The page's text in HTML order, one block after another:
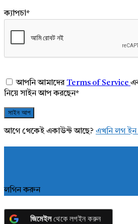
ক্যাপচা*
আপনি আমাদেরTerms of Service
নিয়ে সাইন আপ করছেন*
আগে থেকেই একাউন্ট আছে? এখনি লগ
লগিন করুন
জিমেইলথেকে লগইন করুন